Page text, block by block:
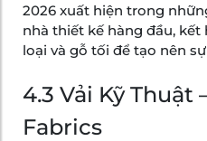
2026 xuất hiện trong
nhà thiết kế hàng đầu, kết
loại và gỗ tối để tạo nên
4.3 Vải Kỹ Thuật
Fabrics